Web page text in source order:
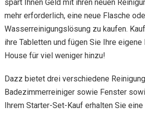
spart Ihnen Geld mit ihren neuen
mehr erforderlich, eine neue Flasche
Wasserreinigungslösung zu kaufen.
ihre Tabletten und fügen Sie Ihre
House für viel weniger hinzu!
Dazz bietet drei verschiedene
Badezimmerreiniger sowie Fenster
Ihrem Starter-Set-Kauf erhalten Sie